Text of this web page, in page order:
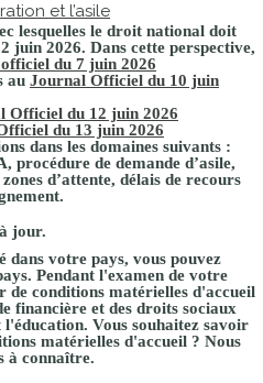
et l’asile
lesquelles le droit national doit
juin 2026. Dans cette perspective,
du 7 juin 2026
au Journal Officiel du 10 juin
Officiel du 12 juin 2026
du 13 juin 2026
dans les domaines suivants :
procédure de demande d’asile,
d’attente, délais de recours
jour.
dans votre pays, vous pouvez
Pendant l'examen de votre
de conditions matérielles d'accueil
financière et des droits sociaux
Vous souhaitez savoir
matérielles d'accueil ? Nous
à connaître.